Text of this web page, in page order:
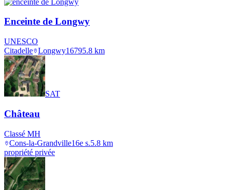
Enceinte de Longwy
UNESCO
Citadelle Longwy16795.8 km
SAT
Château
Classé MH
Cons-la-Grandville16e s.5.8 km
propriété privée